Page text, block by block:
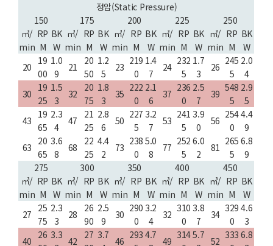
정압(Static Pressure)
150
175 200 225
250
㎥/
min
RP
M
BK
W
㎥/
min
RP
M
BK
W
㎥/
min
RP
M
BK
W
㎥/
min
RP
M
BK
W
㎥/
min
RP
M
BK
W
20
19
00
1.0
9
21
20
50
1.2
5
23
219
0
1.4
7
24
232
5
1.7
3
26
245
5
2.0
4
30
19
25
1.5
3
32
20
75
1.8
3
35
222
0
2.1
6
37
236
0
2.5
7
39
548
5
2.9
5
43
19
65
2.3
4
47
21
25
2.8
6
50
227
5
3.2
7
53
241
5
3.9
0
56
254
0
4.4
9
63
20
65
3.6
8
68
22
25
4.4
2
73
238
0
5.0
8
77
252
5
6.0
2
81
265
5
6.8
9
275
300 350 400
450
㎥/
min
RP
M
BK
W
㎥/
min
RP
M
BK
W
㎥/
min
RP
M
BK
W
㎥/
min
RP
M
BK
W
㎥/
min
RP
M
BK
W
27
25
75
2.3
3
28
26
90
2.5
9
30
290
0
3.2
4
32
310
0
3.8
7
34
329
0
4.6
3
40
26 3.3
42
27 3.7
46
293 4.7
49
3145.7
52
333 6.8